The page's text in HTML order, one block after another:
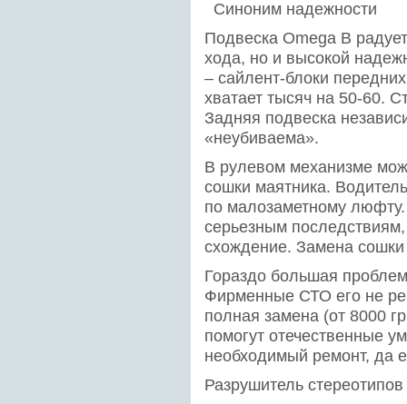
Синоним надежности
Подвеска Omega B
хода, но и высокой
– сайлент-блоки
хватает тысяч на 50-60.
Задняя подвеска
«неубиваема».
В рулевом механизме
сошки маятника.
по малозаметному
серьезным
схождение. Замена сошки
Гораздо большая
Фирменные СТО его не
полная замена (от 8000
помогут отечественные
необходимый ремонт, да
Разрушитель стереотипов